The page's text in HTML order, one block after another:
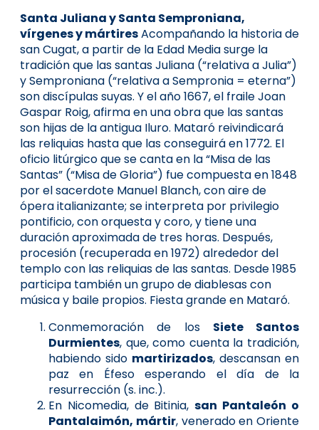
Santa Juliana y Santa Semproniana,
vírgenes y mártiresAcompañando la historia de
san Cugat, a partir de la Edad Media surge la
tradición que las santas Juliana (“relativa a Julia”)
y Semproniana (“relativa a Sempronia = eterna”)
son discípulas suyas. Y el año 1667, el fraile Joan
Gaspar Roig, afirma en una obra que las santas
son hijas de la antigua Iluro. Mataró reivindicará
las reliquias hasta que las conseguirá en 1772. El
oficio litúrgico que se canta en la “Misa de las
Santas” (“Misa de Gloria”) fue compuesta en 1848
por el sacerdote Manuel Blanch, con aire de
ópera italianizante; se interpreta por privilegio
pontificio, con orquesta y coro, y tiene una
duración aproximada de tres horas. Después,
procesión (recuperada en 1972) alrededor del
templo con las reliquias de las santas. Desde 1985
participa también un grupo de diablesas con
música y baile propios. Fiesta grande en Mataró.
Conmemoración de los Siete Santos
Durmientes, que, como cuenta la tradición,
habiendo sido martirizados, descansan en
paz en Éfeso esperando el día de la
resurrección (s. inc.).
En Nicomedia, de Bitinia,san Pantaleón o
Pantalaimón, mártir, venerado en Oriente